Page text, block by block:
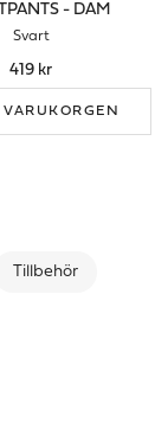
- DAM
Svart
419 kr
Tillbehör